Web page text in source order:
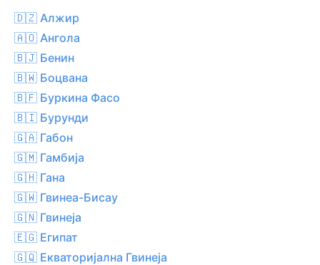
🇩🇿 Алжир
🇦🇴 Ангола
🇧🇯 Бенин
🇧🇼 Боцвана
🇧🇫 Буркина Фасо
🇧🇮 Бурунди
🇬🇦 Габон
🇬🇲 Гамбија
🇬🇭 Гана
🇬🇼 Гвинеа-Бисау
🇬🇳 Гвинеја
🇪🇬 Египат
🇬🇶 Екваторијална Гвинеја